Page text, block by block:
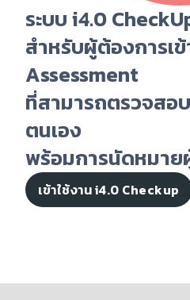
ระบบ i4.0
สำหรับผู้ต้องการเ
Assessment
ที่สามารถตรวจสอ
ตนเอง
พร้อมการนัดหมา
เข้าใช้งาน i4.0 Checkup